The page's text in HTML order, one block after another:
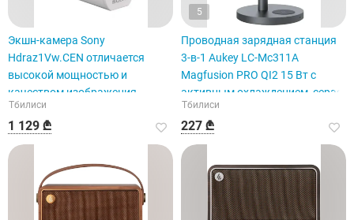
Экшн-камера Sony
Hdraz1Vw.CEN отличается
высокой мощностью и
качеством изображения.
Тбилиси
1 129 ₾
5
Проводная зарядная станция
3-в-1 Aukey LC-Mc311A
Magfusion PRO QI2 15 Вт с
активным охлаждением, серая.
Тбилиси
227 ₾